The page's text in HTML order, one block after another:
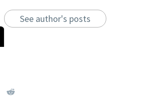
See author's posts